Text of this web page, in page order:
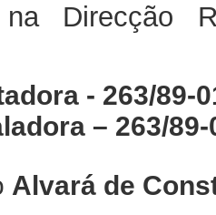
na Direcção
- 263/89-
– 263/
Alvará de